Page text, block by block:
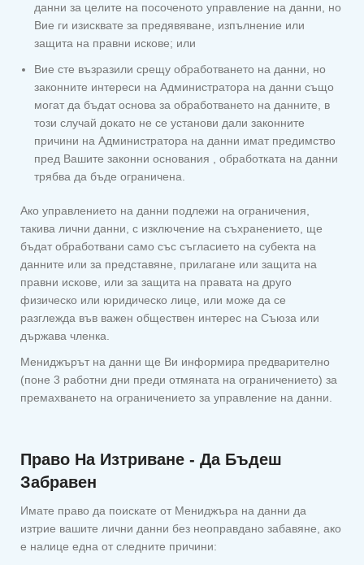
данни за целите на посоченото управление на данни, но
Вие ги изисквате за предявяване, изпълнение или
защита на правни искове; или
Вие сте възразили срещу обработването на данни, но
законните интереси на Администратора на данни също
могат да бъдат основа за обработването на данните, в
този случай докато не се установи дали законните
причини на Администратора на данни имат предимство
пред Вашите законни основания , обработката на данни
трябва да бъде ограничена.
Ако управлението на данни подлежи на ограничения,
такива лични данни, с изключение на съхранението, ще
бъдат обработвани само със съгласието на субекта на
данните или за представяне, прилагане или защита на
правни искове, или за защита на правата на друго
физическо или юридическо лице, или може да се
разглежда във важен обществен интерес на Съюза или
държава членка.
Мениджърът на данни ще Ви информира предварително
(поне 3 работни дни преди отмяната на ограничението) за
премахването на ограничението за управление на данни.
Право На Изтриване - Да Бъдеш
Забравен
Имате право да поискате от Мениджъра на данни да
изтрие вашите лични данни без неоправдано забавяне, ако
е налице една от следните причини: